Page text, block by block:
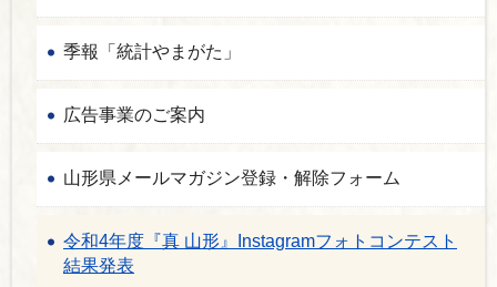
季報「統計やまがた」
広告事業のご案内
山形県メールマガジン登録・解除フォーム
令和4年度『真 山形』Instagramフォトコンテスト
結果発表